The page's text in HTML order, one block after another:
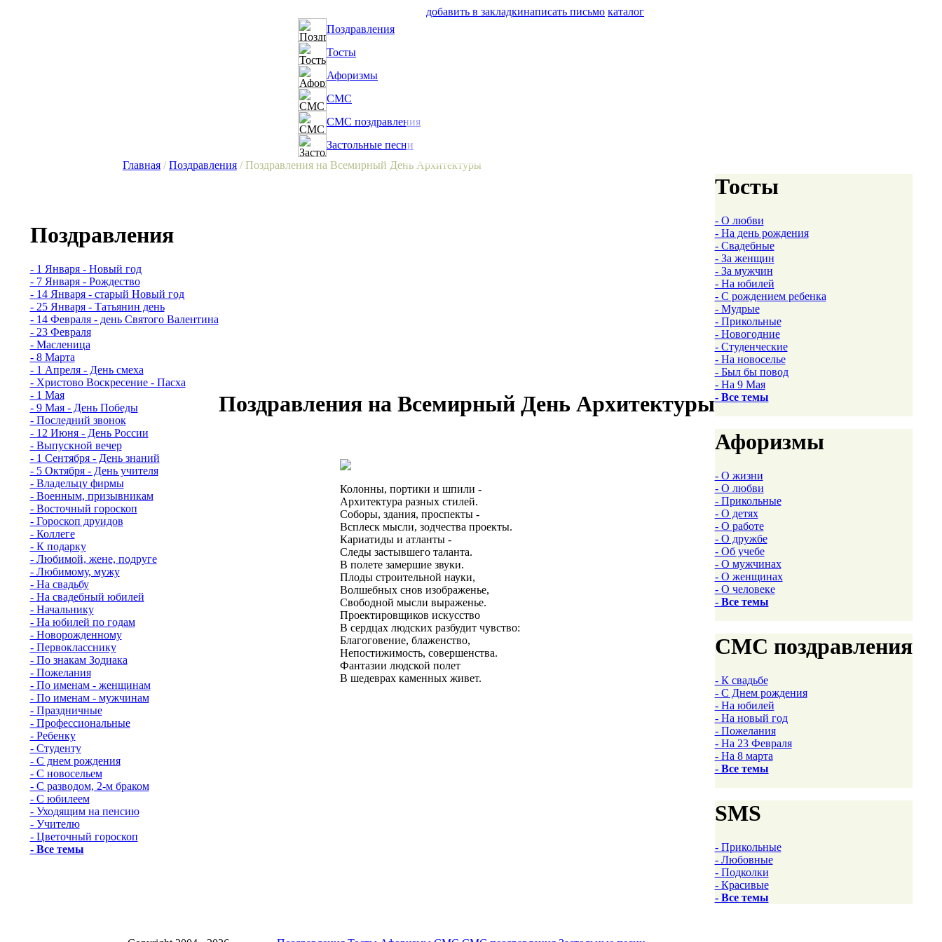
добавить в закладкинаписать письмо каталог
Поздравления
Тосты
Афоризмы
СМС
СМС поздравления
Застольные песни
Главная /Поздравления / Поздравления на Всемирный День Архитектуры
Поздравления
- 1 Января - Новый год
- 7 Января - Рождество
- 14 Января - старый Новый год
- 25 Января - Татьянин день
- 14 Февраля - день Святого Валентина
- 23 Февраля
- Масленица
- 8 Марта
- 1 Апреля - День смеха
- Христово Воскресение - Пасха
- 1 Мая
- 9 Мая - День Победы
- Последний звонок
- 12 Июня - День России
- Выпускной вечер
- 1 Сентября - День знаний
- 5 Октября - День учителя
- Владельцу фирмы
- Военным, призывникам
- Восточный гороскоп
- Гороскоп друидов
- Коллеге
- К подарку
- Любимой, жене, подруге
- Любимому, мужу
- На свадьбу
- На свадебный юбилей
- Начальнику
- На юбилей по годам
- Новорожденному
- Первокласснику
- По знакам Зодиака
- Пожелания
- По именам - женщинам
- По именам - мужчинам
- Праздничные
- Профессиональные
- Ребенку
- Студенту
- С днем рождения
- С новосельем
- С разводом, 2-м браком
- С юбилеем
- Уходящим на пенсию
- Учителю
- Цветочный гороскоп
- Все темы
Поздравления на Всемирный День Архитектуры
Колонны, портики и шпили -
Архитектура разных стилей.
Соборы, здания, проспекты -
Всплеск мысли, зодчества проекты.
Кариатиды и атланты -
Следы застывшего таланта.
В полете замершие звуки.
Плоды строительной науки,
Волшебных снов изображенье,
Свободной мысли выраженье.
Проектировщиков искусство
В сердцах людских разбудит чувство:
Благоговение, блаженство,
Непостижимость, совершенства.
Фантазии людской полет
В шедеврах каменных живет.
Тосты
- О любви
- На день рождения
- Свадебные
- За женщин
- За мужчин
- На юбилей
- С рождением ребенка
- Мудрые
- Прикольные
- Новогодние
- Студенческие
- На новоселье
- Был бы повод
- На 9 Мая
- Все темы
Афоризмы
- О жизни
- О любви
- Прикольные
- О детях
- О работе
- О дружбе
- Об учебе
- О мужчинах
- О женщинах
- О человеке
- Все темы
СМС поздравления
- К свадьбе
- С Днем рождения
- На юбилей
- На новый год
- Пожелания
- На 23 Февраля
- На 8 марта
- Все темы
SMS
- Прикольные
- Любовные
- Подколки
- Красивые
- Все темы